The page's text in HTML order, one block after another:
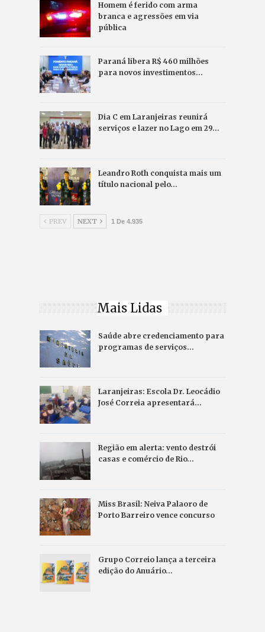
Homem é ferido com arma
branca e agressões em via
pública
Paraná libera R$ 460 milhões
para novos investimentos…
Dia C em Laranjeiras reunirá
serviços e lazer no Lago em 29…
Leandro Roth conquista mais um
título nacional pelo…
PREV NEXT 1 De 4.935
Mais Lidas
Saúde abre credenciamento para
programas de serviços…
Laranjeiras: Escola Dr. Leocádio
José Correia apresentará…
Região em alerta: vento destrói
casas e comércio de Rio…
Miss Brasil: Neiva Palaoro de
Porto Barreiro vence concurso
Grupo Correio lança a terceira
edição do Anuário…